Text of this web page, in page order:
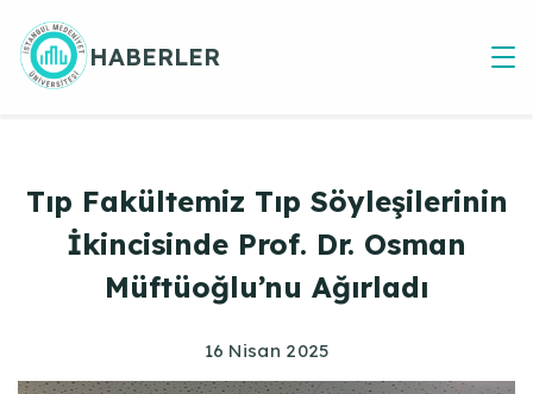
Skip
to
content
HABERLER
Tıp Fakültemiz Tıp Söyleşilerinin
İkincisinde Prof. Dr. Osman
Müftüoğlu’nu Ağırladı
16 Nisan 2025